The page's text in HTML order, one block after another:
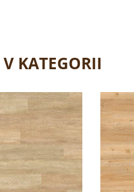
V KATEGORII